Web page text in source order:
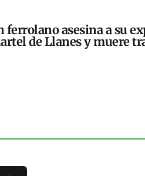
ferrolano asesina a su
de Llanes y muere